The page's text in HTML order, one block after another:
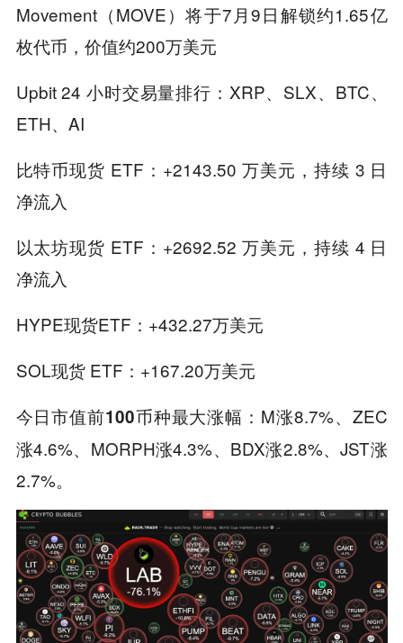
Movement（MOVE）将于7月9日解锁约1.65亿
枚代币，价值约200万美元
Upbit 24 小时交易量排行：XRP、SLX、BTC、
ETH、AI
比特币现货 ETF：+2143.50 万美元，持续 3 日
净流入
以太坊现货 ETF：+2692.52 万美元，持续 4 日
净流入
HYPE现货ETF：+432.27万美元
SOL现货 ETF：+167.20万美元
今日市值前100币种最大涨幅： M涨8.7%、ZEC
涨4.6%、MORPH涨4.3%、BDX涨2.8%、JST涨
2.7%。